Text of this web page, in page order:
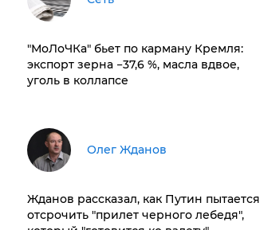
​"МоЛоЧКа" бьет по карману Кремля:
экспорт зерна −37,6 %, масла вдвое,
уголь в коллапсе
Олег Жданов
Жданов рассказал, как Путин пытается
отсрочить "прилет черного лебедя",